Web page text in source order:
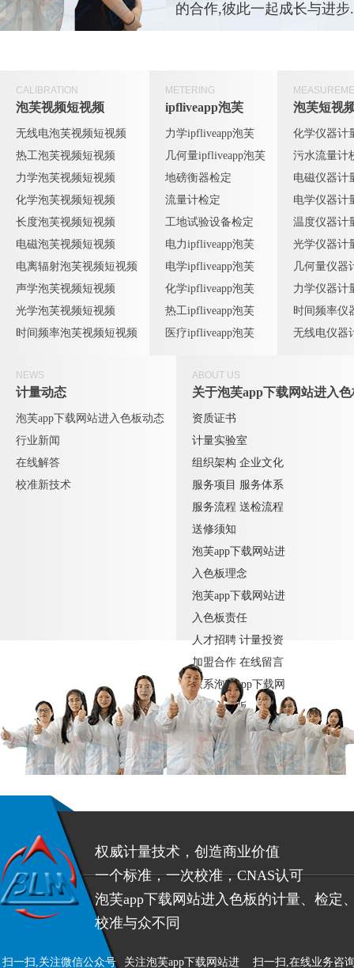
的合作,彼此一起成长与进
CALIBRATION
泡芙视频短视频
无线电泡芙视频短视频
热工泡芙视频短视频
力学泡芙视频短视频
化学泡芙视频短视频
长度泡芙视频短视频
电磁泡芙视频短视频
电离辐射泡芙视频短视频
声学泡芙视频短视频
光学泡芙视频短视频
时间频率泡芙视频短视频
METERING
ipfliveapp泡芙
力学ipfliveapp泡芙
几何量ipfliveapp泡芙
地磅衡器检定
流量计检定
工地试验设备检定
电力ipfliveapp泡芙
电学ipfliveapp泡芙
化学ipfliveapp泡芙
热工ipfliveapp泡芙
医疗ipfliveapp泡芙
泡芙短视
化学仪器计
污水流量计
电磁仪器计
电学仪器计
温度仪器计
光学仪器计
几何量仪器
力学仪器计
时间频率仪
无线电仪器
NEWS
计量动态
泡芙app下载网站进入色板动态
行业新闻
在线解答
校准新技术
ABOUT US
关于泡芙app下载网站进入色
资质证书
计量实验室
组织架构 企业文化
服务项目 服务体系
服务流程 送检流程
送修须知
泡芙app下载网站进
入色板理念
泡芙app下载网站进
入色板责任
人才招聘 计量投资
加盟合作 在线留言
联系泡芙app下载网
站进入色板
权威计量技术，创造商业价值
一个标准，一次校准，CNAS认可
泡芙app下载网站进入色板的计量、检定
校准与众不同
扫一扫,关注微信公众号 关注泡芙app下载网站进 扫一扫,在线业务咨